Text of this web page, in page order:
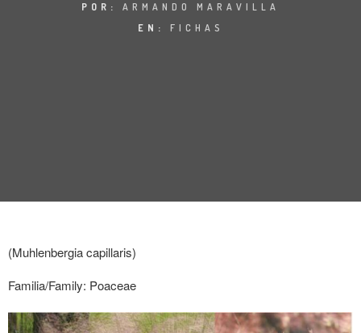
POR: ARMANDO MARAVILLA
EN: FICHAS
(Muhlenbergia capillaris)
Familia/Family: Poaceae